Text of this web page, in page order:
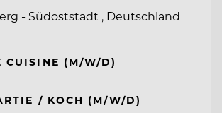
- Südoststadt , Deutschland
CUISINE (M/W/D)
/ KOCH (M/W/D)